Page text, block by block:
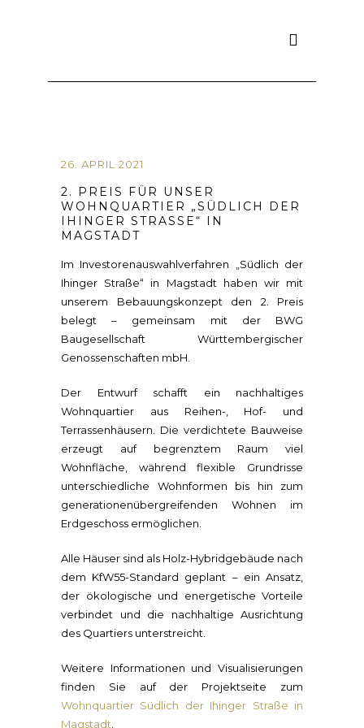
26. APRIL 2021
2. PREIS FÜR UNSER
WOHNQUARTIER „SÜDLICH DER
IHINGER STRASSE“ IN M
AGSTADT
Im Investorenauswahlverfahren „Südlich der
Ihinger Straße“ in Magstadt haben wir mit
unserem Bebauungskonzept den 2. Preis
belegt – gemeinsam mit der BWG
Baugesellschaft Württembergischer
Genossenschaften mbH.
Der Entwurf schafft ein nachhaltiges
Wohnquartier aus Reihen-, Hof- und
Terrassenhäusern. Die verdichtete Bauweise
erzeugt auf begrenztem Raum viel
Wohnfläche, während flexible Grundrisse
unterschiedliche Wohnformen bis hin zum
generationenübergreifenden Wohnen im
Erdgeschoss ermöglichen.
Alle Häuser sind als Holz-Hybridgebäude nach
dem KfW55-Standard geplant – ein Ansatz,
der ökologische und energetische Vorteile
verbindet und die nachhaltige Ausrichtung
des Quartiers unterstreicht.
Weitere Informationen und Visualisierungen
finden Sie auf der Projektseite zum
Wohnquartier Südlich der Ihinger Straße in
Magstadt